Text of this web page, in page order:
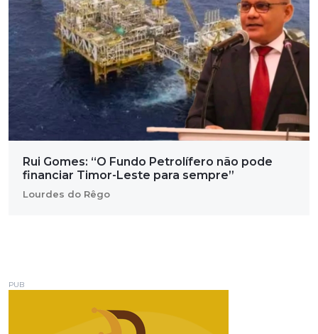
Rui Gomes: “O Fundo Petrolífero não pode
financiar Timor-Leste para sempre”
Lourdes do Rêgo
PUB